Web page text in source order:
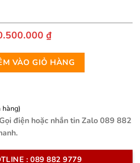
₫.
₫Giá
tại
là:
10.500.000 ₫.
Mắt Nhập Khẩu Aniko số lượng
VÀO GIỎ HÀNG
điện hoặc nhắn tin Zalo 089 882
: 089 882 9779